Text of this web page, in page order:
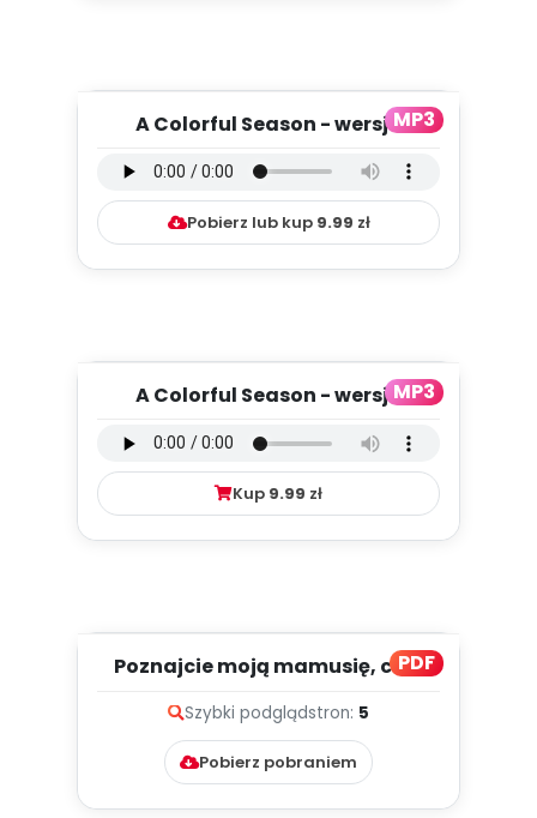
MP3
A Colorful Season - wersja
Pobierz lub kup 9.99 zł
MP3
A Colorful Season - wersja
Kup 9.99 zł
PDF
Poznajcie moją mamusię, cz. 2
Szybki podglądstron: 5
Pobierz pobraniem